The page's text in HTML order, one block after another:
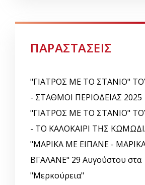
ΠΑΡΑΣΤΑΣΕΙΣ
"ΓΙΑΤΡΟΣ ΜΕ ΤΟ ΣΤΑΝΙΟ"
- ΣΤΑΘΜΟΙ ΠΕΡΙΟΔΕΙΑΣ 2025
"ΓΙΑΤΡΟΣ ΜΕ ΤΟ ΣΤΑΝΙΟ"
- ΤΟ ΚΑΛΟΚΑΙΡΙ ΤΗΣ
"ΜΑΡΙΚΑ ΜΕ ΕΙΠΑΝΕ -
ΒΓΑΛΑΝΕ" 29 Αυγούστου στα
"Μερκούρεια"